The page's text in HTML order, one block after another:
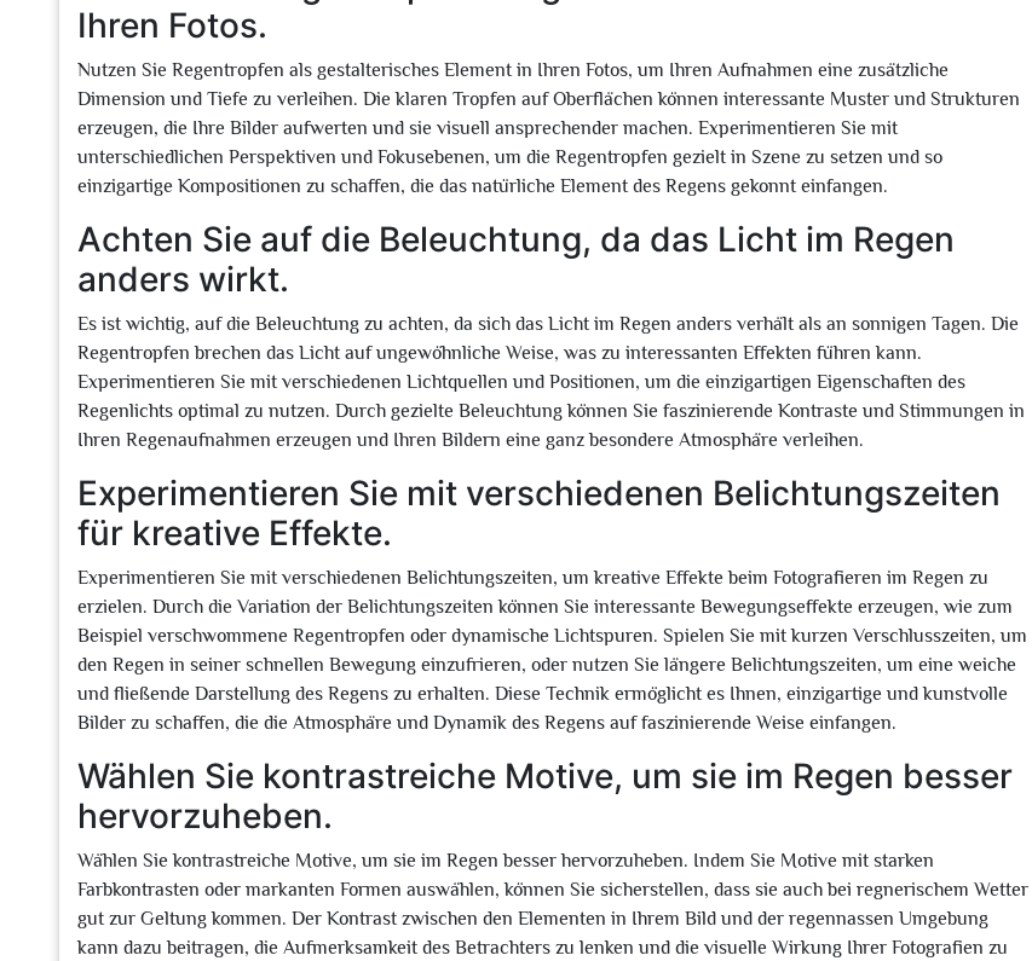
Ihren Fotos.
Nutzen Sie Regentropfen als gestalterisches Element in Ihren Fotos, um Ihren Aufnahmen eine zusätzliche
Dimension und Tiefe zu verleihen. Die klaren Tropfen auf Oberflächen können interessante Muster und Strukturen
erzeugen, die Ihre Bilder aufwerten und sie visuell ansprechender machen. Experimentieren Sie mit
unterschiedlichen Perspektiven und Fokusebenen, um die Regentropfen gezielt in Szene zu setzen und so
einzigartige Kompositionen zu schaffen, die das natürliche Element des Regens gekonnt einfangen.
Achten Sie auf die Beleuchtung, da das Licht im Regen
anders wirkt.
Es ist wichtig, auf die Beleuchtung zu achten, da sich das Licht im Regen anders verhält als an sonnigen Tagen. Die
Regentropfen brechen das Licht auf ungewöhnliche Weise, was zu interessanten Effekten führen kann.
Experimentieren Sie mit verschiedenen Lichtquellen und Positionen, um die einzigartigen Eigenschaften des
Regenlichts optimal zu nutzen. Durch gezielte Beleuchtung können Sie faszinierende Kontraste und Stimmungen in
Ihren Regenaufnahmen erzeugen und Ihren Bildern eine ganz besondere Atmosphäre verleihen.
Experimentieren Sie mit verschiedenen Belichtungszeiten
für kreative Effekte.
Experimentieren Sie mit verschiedenen Belichtungszeiten, um kreative Effekte beim Fotografieren im Regen zu
erzielen. Durch die Variation der Belichtungszeiten können Sie interessante Bewegungseffekte erzeugen, wie zum
Beispiel verschwommene Regentropfen oder dynamische Lichtspuren. Spielen Sie mit kurzen Verschlusszeiten, um
den Regen in seiner schnellen Bewegung einzufrieren, oder nutzen Sie längere Belichtungszeiten, um eine weiche
und fließende Darstellung des Regens zu erhalten. Diese Technik ermöglicht es Ihnen, einzigartige und kunstvolle
Bilder zu schaffen, die die Atmosphäre und Dynamik des Regens auf faszinierende Weise einfangen.
Wählen Sie kontrastreiche Motive, um sie im Regen besser
hervorzuheben.
Wählen Sie kontrastreiche Motive, um sie im Regen besser hervorzuheben. Indem Sie Motive mit starken
Farbkontrasten oder markanten Formen auswählen, können Sie sicherstellen, dass sie auch bei regnerischem Wetter
gut zur Geltung kommen. Der Kontrast zwischen den Elementen in Ihrem Bild und der regennassen Umgebung
kann dazu beitragen, die Aufmerksamkeit des Betrachters zu lenken und die visuelle Wirkung Ihrer Fotografien zu